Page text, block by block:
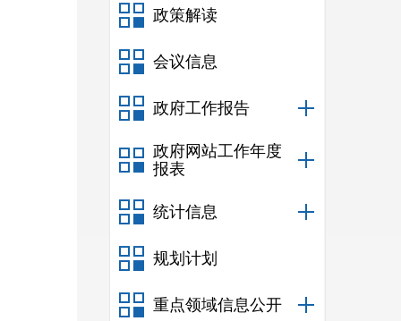
政策解读
会议信息
政府工作报告
政府网站工作年度
报表
统计信息
规划计划
重点领域信息公开